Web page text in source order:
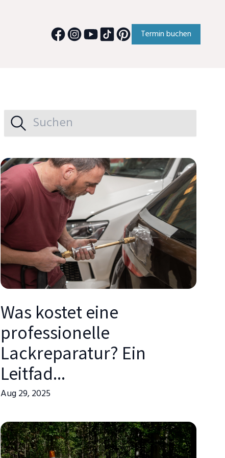
Termin buchen
Was kostet eine
professionelle
Lackreparatur? Ein
Leitfad...
Aug 29, 2025